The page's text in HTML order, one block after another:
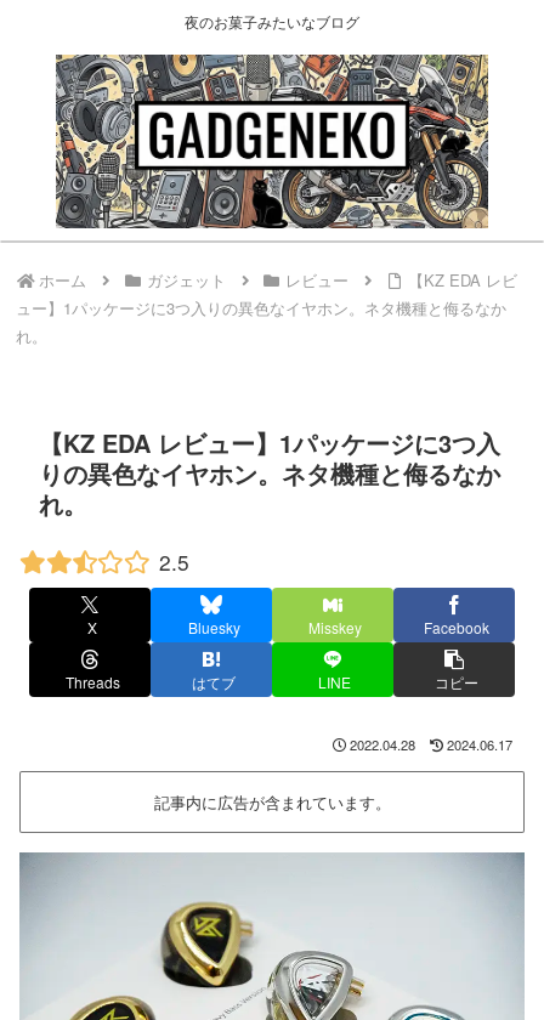
夜のお菓子みたいなブログ
ホーム ガジェット レビュー
【KZ EDA レビ
ュー】1パッケージに3つ入りの異色なイヤホン。ネタ機種と侮るなか
れ。
【KZ EDA レビュー】1パッケージに3つ入
りの異色なイヤホン。ネタ機種と侮るなか
れ。
2.5
X Bluesky Misskey Facebook
Threads はてブ LINE コピー
2022.04.28 2024.06.17
記事内に広告が含まれています。